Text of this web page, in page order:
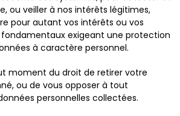
ou veiller à nos intérêts légitimes,
pour autant vos intérêts ou vos
exigeant une protection
à caractère personnel.
moment du droit de retirer votre
ou de vous opposer à tout
personnelles collectées.